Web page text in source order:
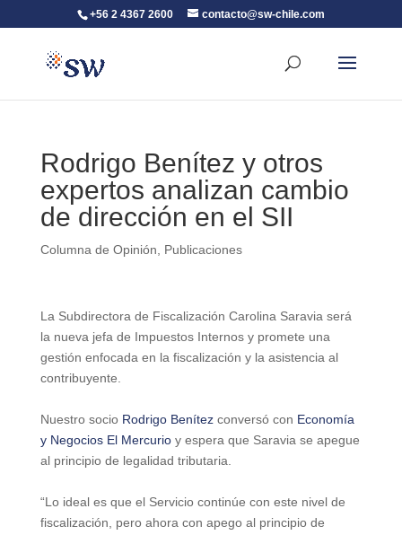
+56 2 4367 2600 contacto@sw-chile.com
Rodrigo Benítez y otros
expertos analizan cambio
de dirección en el SII
Columna de Opinión Publicaciones
La Subdirectora de Fiscalización Carolina Saravia será
la nueva jefa de Impuestos Internos y promete una
gestión enfocada en la fiscalización y la asistencia al
contribuyente.
Nuestro socio Rodrigo Benítezconversó con Economía
y Negocios El Mercurioy espera que Saravia se apegue
al principio de legalidad tributaria.
“Lo ideal es que el Servicio continúe con este nivel de
fiscalización, pero ahora con apego al principio de